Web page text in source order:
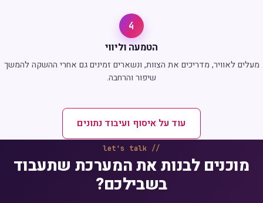
4
הטמעה וליווי
מעלים לאוויר, מדריכים את הצוות, ונשארים זמינים גם אחרי ההשקה להמשך
שיפור והרחבה.
עוד על איסוף ועיבוד נתונים
let's talk
מוכנים לבנות את המערכת שתעבוד
בשבילכם?